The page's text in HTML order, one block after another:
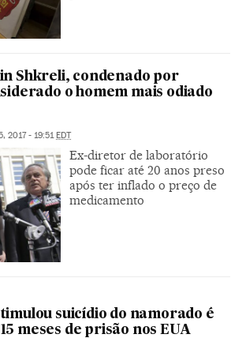
Shkreli, condenado por
o homem mais odiado
2017 - 19:51EDT
Ex-diretor de laboratório
pode ficar até 20 anos preso
após ter inflado o preço de
medicamento
suicídio do namorado é
meses de prisão nos EUA